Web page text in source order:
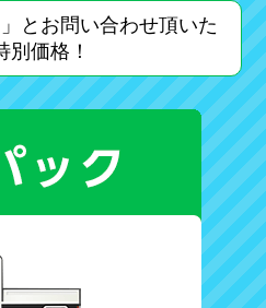
とお問い合わせ頂いた
別価格！